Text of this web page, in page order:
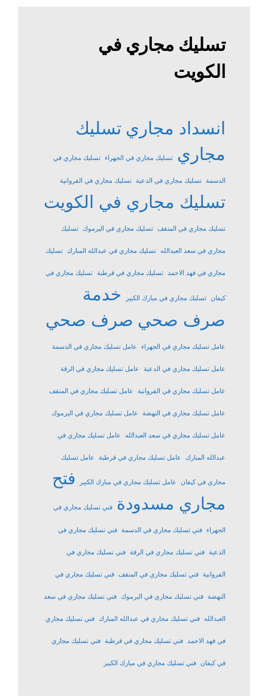
تسليك مجاري في
الكويت
انسداد مجاري تسليك
مجاري
تسليك مجاري في الجهراء تسليك مجاري في
الدسمة تسليك مجاري في الدعية تسليك مجاري في الفروانية
تسليك مجاري في الكويت
تسليك مجاري في المنقف تسليك مجاري في اليرموك تسليك
مجاري في سعد العبدالله تسليك مجاري في عبدالله المبارك تسليك
مجاري في فهد الاحمد تسليك مجاري في قرطبة تسليك مجاري في
كيفان تسليك مجاري في مبارك الكبير
خدمة
صرف صحي صرف صحي
عامل تسليك مجاري في الجهراء عامل تسليك مجاري في الدسمة
عامل تسليك مجاري في الدعية عامل تسليك مجاري في الرقة
عامل تسليك مجاري في الفروانية عامل تسليك مجاري في المنقف
عامل تسليك مجاري في النهضة عامل تسليك مجاري في اليرموك
عامل تسليك مجاري في سعد العبدالله عامل تسليك مجاري في
عبدالله المبارك عامل تسليك مجاري في قرطبة عامل تسليك
مجاري في كيفان عامل تسليك مجاري في مبارك الكبير
فتح
مجاري مسدودة
فني تسليك مجاري في
الجهراء فني تسليك مجاري في الدسمة فني تسليك مجاري في
الدعية فني تسليك مجاري في الرقة فني تسليك مجاري في
الفروانية فني تسليك مجاري في المنقف فني تسليك مجاري في
النهضة فني تسليك مجاري في اليرموك فني تسليك مجاري في سعد
العبدالله فني تسليك مجاري في عبدالله المبارك فني تسليك مجاري
في فهد الاحمد فني تسليك مجاري في قرطبة فني تسليك مجاري
في كيفان فني تسليك مجاري في مبارك الكبير